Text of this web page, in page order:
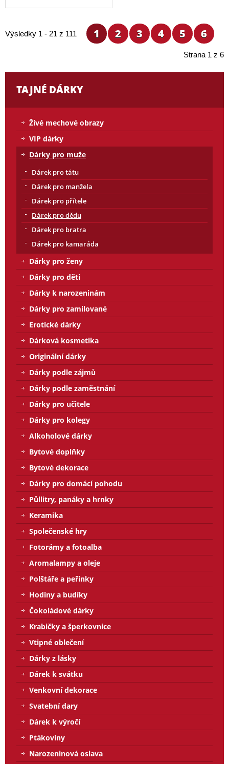
Výsledky 1 - 21 z 111 1 2 3 4 5 6
Strana 1 z 6
TAJNÉ DÁRKY
Živé mechové obrazy
VIP dárky
Dárky pro muže
Dárek pro tátu
Dárek pro manžela
Dárek pro přítele
Dárek pro dědu
Dárek pro bratra
Dárek pro kamaráda
Dárky pro ženy
Dárky pro děti
Dárky k narozeninám
Dárky pro zamilované
Erotické dárky
Dárková kosmetika
Originální dárky
Dárky podle zájmů
Dárky podle zaměstnání
Dárky pro učitele
Dárky pro kolegy
Alkoholové dárky
Bytové doplňky
Bytové dekorace
Dárky pro domácí pohodu
Půllitry, panáky a hrnky
Keramika
Společenské hry
Fotorámy a fotoalba
Aromalampy a oleje
Polštáře a peřinky
Hodiny a budíky
Čokoládové dárky
Krabičky a šperkovnice
Vtipné oblečení
Dárky z lásky
Dárek k svátku
Venkovní dekorace
Svatební dary
Dárek k výročí
Ptákoviny
Narozeninová oslava